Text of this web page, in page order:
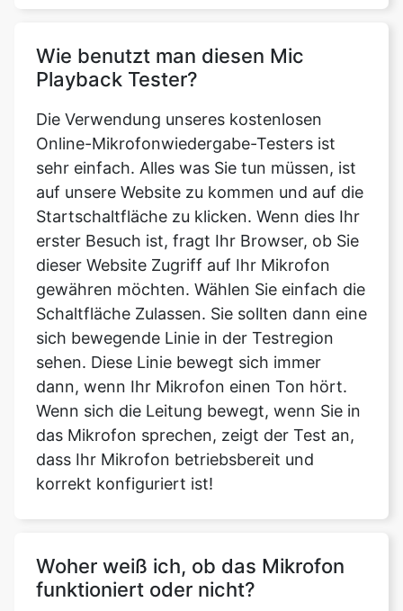
Wie benutzt man diesen Mic
Playback Tester?
Die Verwendung unseres kostenlosen
Online-Mikrofonwiedergabe-Testers ist
sehr einfach. Alles was Sie tun müssen, ist
auf unsere Website zu kommen und auf die
Startschaltfläche zu klicken. Wenn dies Ihr
erster Besuch ist, fragt Ihr Browser, ob Sie
dieser Website Zugriff auf Ihr Mikrofon
gewähren möchten. Wählen Sie einfach die
Schaltfläche Zulassen. Sie sollten dann eine
sich bewegende Linie in der Testregion
sehen. Diese Linie bewegt sich immer
dann, wenn Ihr Mikrofon einen Ton hört.
Wenn sich die Leitung bewegt, wenn Sie in
das Mikrofon sprechen, zeigt der Test an,
dass Ihr Mikrofon betriebsbereit und
korrekt konfiguriert ist!
Woher weiß ich, ob das Mikrofon
funktioniert oder nicht?